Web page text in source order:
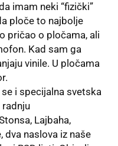
imam neki “fizički”
ploče to najbolje
pričao o pločama, ali
Kad sam ga
vinile. U pločama
i specijalna svetska
radnju
Lajbaha,
dva naslova iz naše